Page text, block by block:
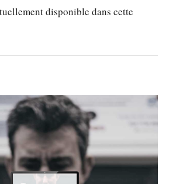
disponible dans cette